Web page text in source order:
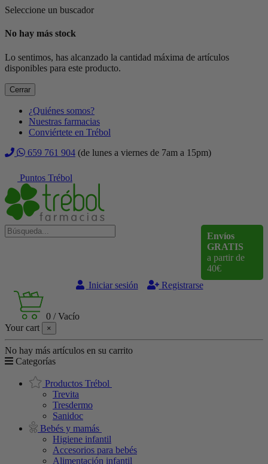
Seleccione un buscador
No hay más stock
Lo sentimos, has alcanzado la cantidad máxima de artículos
disponibles para este producto.
Cerrar
¿Quiénes somos?
Nuestras farmacias
Conviértete en Trébol
659 761 904 (de lunes a viernes de 7am a 15pm)
Puntos Trébol
Envíos
GRATIS
a partir de
40€
Iniciar sesión
Registrarse
0 /Vacío
Your cart
×
No hay más artículos en su carrito
Categorías
Productos Trébol
Trevita
Tresdermo
Sanidoc
Bebés y mamás
Higiene infantil
Accesorios para bebés
Alimentación infantil